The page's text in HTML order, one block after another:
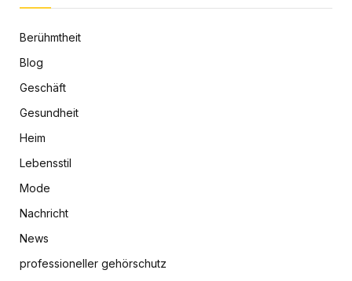
Berühmtheit
Blog
Geschäft
Gesundheit
Heim
Lebensstil
Mode
Nachricht
News
professioneller gehörschutz